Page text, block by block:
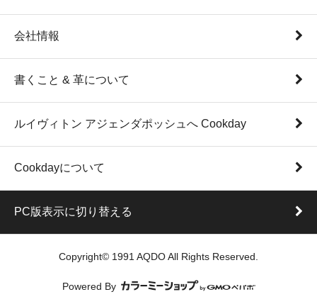
会社情報
書くこと & 革について
ルイヴィトン アジェンダポッシュへ Cookday
Cookdayについて
PC版表示に切り替える
Copyright© 1991 AQDO All Rights Reserved.
Powered By